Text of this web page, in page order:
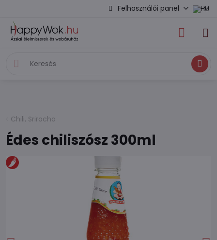
Felhasználói panel
Keresés
Chili, Sriracha
Édes chiliszósz 300ml